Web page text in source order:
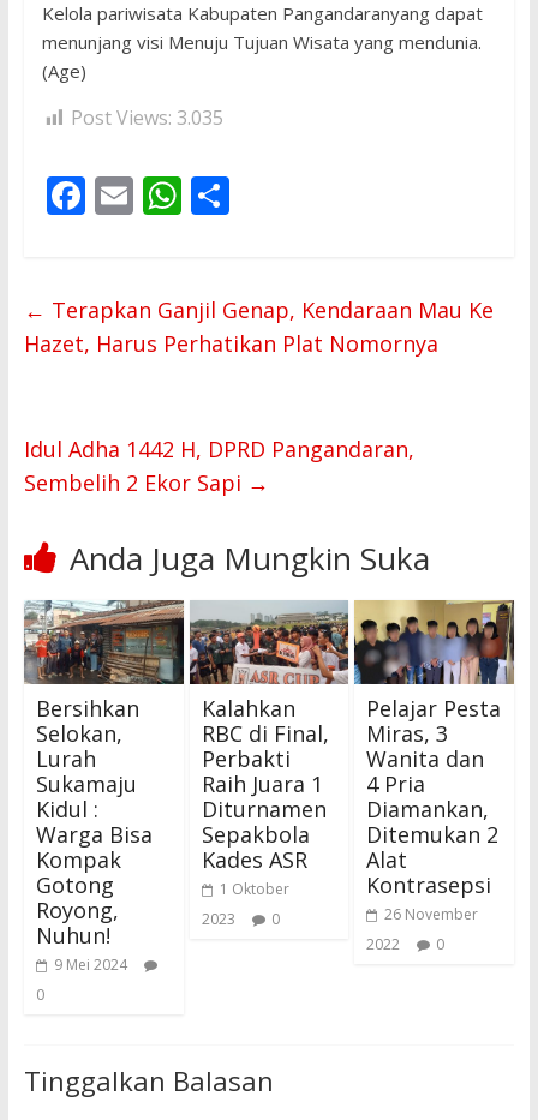
Kelola pariwisata Kabupaten Pangandaranyang dapat
menunjang visi Menuju Tujuan Wisata yang mendunia.
(Age)
Post Views: 3.035
F
b
o
E
l
W
s
A
S
e
← Terapkan Ganjil Genap, Kendaraan Mau Ke
Hazet, Harus Perhatikan Plat Nomornya
Idul Adha 1442 H, DPRD Pangandaran,
Sembelih 2 Ekor Sapi →
Anda Juga Mungkin Suka
Bersihkan
Selokan,
Lurah
Sukamaju
Kidul :
Warga Bisa
Kompak
Gotong
Royong,
Nuhun!
9 Mei 2024
0
Kalahkan
RBC di Final,
Perbakti
Raih Juara 1
Diturnamen
Sepakbola
Kades ASR
1 Oktober
2023
0
Pelajar Pesta
Miras, 3
Wanita dan
4 Pria
Diamankan,
Ditemukan 2
Alat
Kontrasepsi
26 November
2022
0
Tinggalkan Balasan